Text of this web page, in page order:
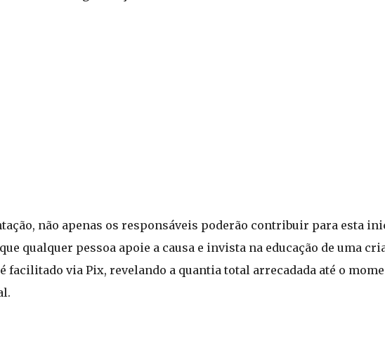
não apenas os responsáveis poderão contribuir para esta
qualquer pessoa apoie a causa e invista na educação de uma
é facilitado via Pix, revelando a quantia total arrecadada até o